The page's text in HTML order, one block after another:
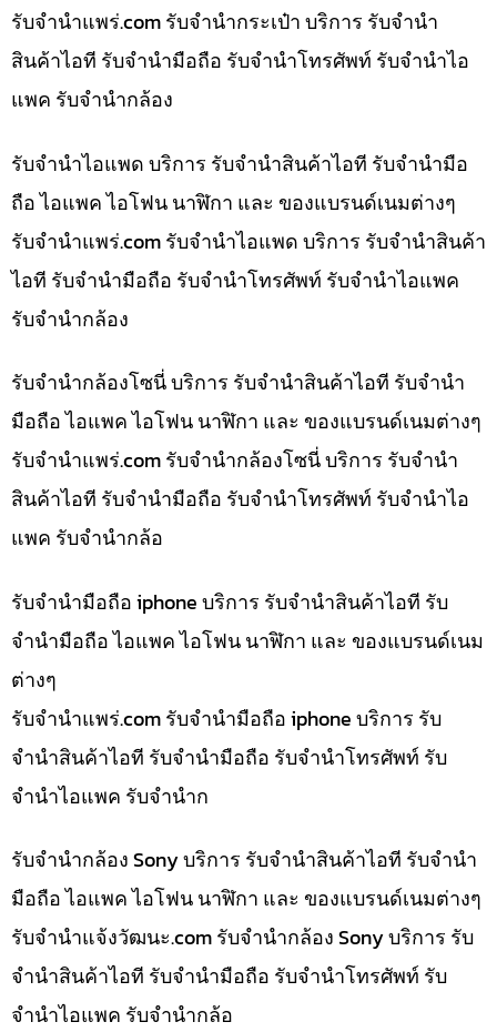
รับจํานําแพร่.com รับจำนำกระเป๋า บริการ รับจำนำ
สินค้าไอที รับจำนำมือถือ รับจำนำโทรศัพท์ รับจำนำไอ
แพค รับจำนำกล้อง
รับจำนำไอแพด บริการ รับจำนำสินค้าไอที รับจำนำมือ
ถือ ไอแพค ไอโฟน นาฬิกา และ ของแบรนด์เนมต่างๆ
รับจํานําแพร่.com รับจำนำไอแพด บริการ รับจำนำสินค้า
ไอที รับจำนำมือถือ รับจำนำโทรศัพท์ รับจำนำไอแพค
รับจำนำกล้อง
รับจำนำกล้องโซนี่ บริการ รับจำนำสินค้าไอที รับจำนำ
มือถือ ไอแพค ไอโฟน นาฬิกา และ ของแบรนด์เนมต่างๆ
รับจํานําแพร่.com รับจำนำกล้องโซนี่ บริการ รับจำนำ
สินค้าไอที รับจำนำมือถือ รับจำนำโทรศัพท์ รับจำนำไอ
แพค รับจำนำกล้อ
รับจำนำมือถือ iphone บริการ รับจำนำสินค้าไอที รับ
จำนำมือถือ ไอแพค ไอโฟน นาฬิกา และ ของแบรนด์เนม
ต่างๆ
รับจํานําแพร่.com รับจำนำมือถือ iphone บริการ รับ
จำนำสินค้าไอที รับจำนำมือถือ รับจำนำโทรศัพท์ รับ
จำนำไอแพค รับจำนำก
รับจำนำกล้อง Sony บริการ รับจำนำสินค้าไอที รับจำนำ
มือถือ ไอแพค ไอโฟน นาฬิกา และ ของแบรนด์เนมต่างๆ
รับจํานําแจ้งวัฒนะ.com รับจำนำกล้อง Sony บริการ รับ
จำนำสินค้าไอที รับจำนำมือถือ รับจำนำโทรศัพท์ รับ
จำนำไอแพค รับจำนำกล้อ